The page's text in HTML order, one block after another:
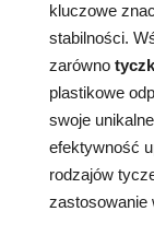
kluczowe
stabilności.
zarówno
plastikowe
swoje
efektywność
rodzajów
zastosowanie